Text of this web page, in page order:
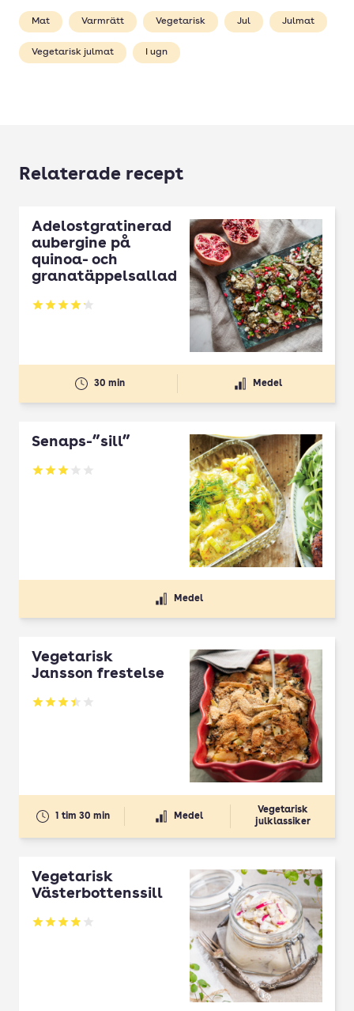
Mat Varmrätt Vegetarisk Jul Julmat
Vegetarisk julmat I ugn
Relaterade recept
Ädelostgratinerad
aubergine på
quinoa- och
granatäppelsallad
Betyg: 4.23 av 5
30 min Medel
Senaps-”sill”
Betyg: 3.08 av 5
Medel
Vegetarisk
Jansson frestelse
Betyg: 3.46 av 5
1 tim 30 min Medel
Vegetarisk
julklassiker
Vegetarisk
Västerbottenssill
Betyg: 3.84 av 5